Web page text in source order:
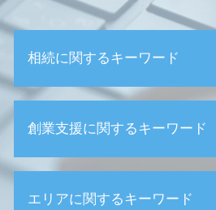
相続に関するキーワード
相続 受け取り方
相続 空き家
相続税 基礎控除額
創業支援に関するキーワード
創業 業種
エリアに関するキーワード